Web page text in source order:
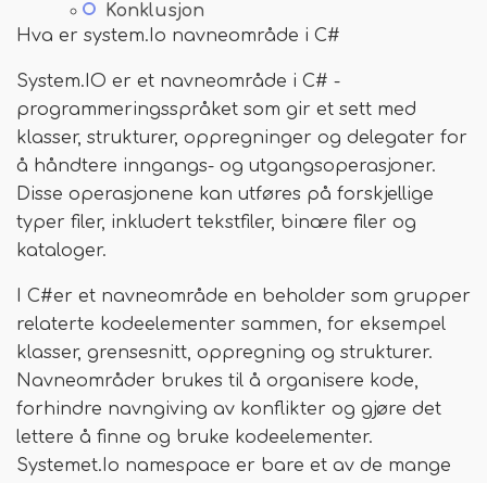
Konklusjon
Hva er system.Io navneområde i C#
System.IO er et navneområde i C# -
programmeringsspråket som gir et sett med
klasser, strukturer, oppregninger og delegater for
å håndtere inngangs- og utgangsoperasjoner.
Disse operasjonene kan utføres på forskjellige
typer filer, inkludert tekstfiler, binære filer og
kataloger.
I C#er et navneområde en beholder som grupper
relaterte kodeelementer sammen, for eksempel
klasser, grensesnitt, oppregning og strukturer.
Navneområder brukes til å organisere kode,
forhindre navngiving av konflikter og gjøre det
lettere å finne og bruke kodeelementer.
Systemet.Io namespace er bare et av de mange